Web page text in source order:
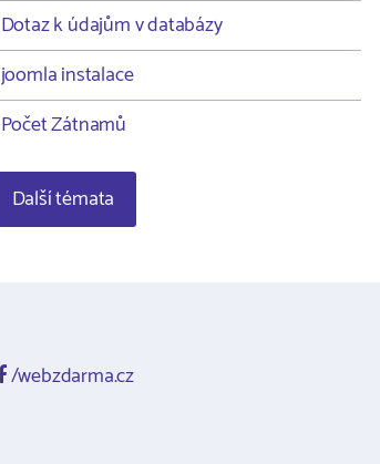
Dotaz k údajům v databázy
joomla instalace
Počet Zátnamů
Další témata
/webzdarma.cz